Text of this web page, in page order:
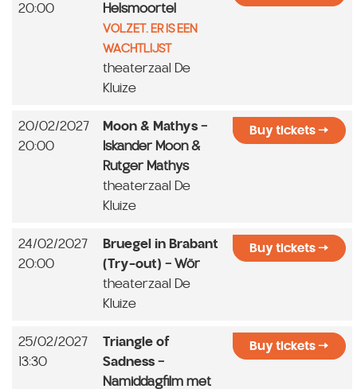
20:00
Helsmoortel
VOLZET. ER IS EEN
WACHTLIJST
theaterzaal De
Kluize
20/02/2027
20:00
Moon & Mathys -
Iskander Moon &
Rutger Mathys
theaterzaal De
Kluize
Buy tickets
24/02/2027
20:00
Bruegel in Brabant
(Try-out) - Wör
theaterzaal De
Kluize
Buy tickets
25/02/2027
13:30
Triangle of
Sadness -
Namiddagfilm met
Buy tickets